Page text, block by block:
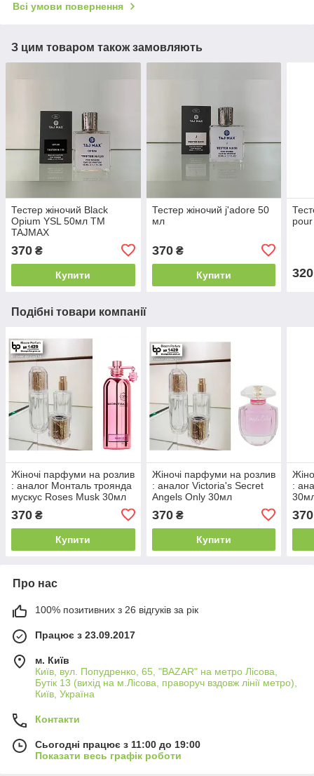
Всі умови повернення
З цим товаром також замовляють
Тестер жіночий Black
Opium YSL 50мл TM
TAJMAX
370 ₴
Купити
Тестер жіночий j'adore 50
мл
370₴
Купити 320
Подібні товари компанії
Жіночі парфуми на розлив
: аналог Монталь троянда
мускус Roses Musk 30мл
370 ₴
Купити
Жіночі парфуми на розлив
: аналог Victoria's Secret
Angels Only 30мл
370₴
Купити
:
370
Про нас
100% позитивних з 26 відгуків за рік
Працює з 23.09.2017
м. Київ
Київ, вул. Попудренко, 65, "BAZAR" на метро Лісова,
Бутік 13 (вихід на м.Лісова, праворуч вздовж лінії метро),
Київ, Україна
Контакти
Сьогодні працює з 11:00 до 19:00
Показати весь графік роботи